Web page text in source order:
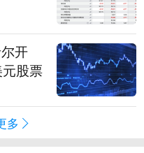
开
股票
多